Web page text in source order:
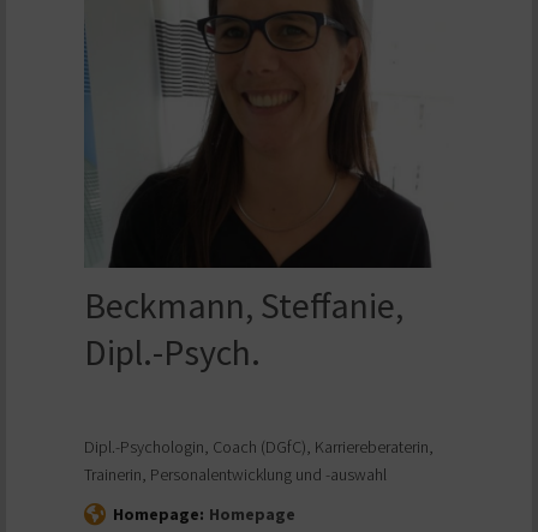
Beckmann, Steffanie,
Dipl.-Psych.
Dipl.-Psychologin, Coach (DGfC), Karriereberaterin,
Trainerin, Personalentwicklung und -auswahl
Homepage: Homepage